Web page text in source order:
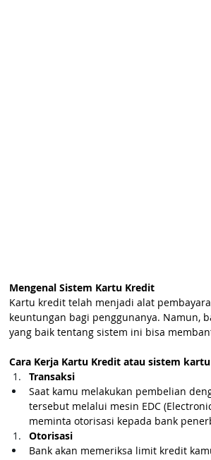
Mengenal Sistem Kartu Kredit
Kartu kredit telah menjadi alat
keuntungan bagi penggunanya. Namun,
yang baik tentang sistem ini bisa
Cara Kerja Kartu Kredit atau sistem
Transaksi
Saat kamu melakukan pembelian
tersebut melalui mesin EDC
meminta otorisasi kepada bank
Otorisasi
Bank akan memeriksa limit kredit